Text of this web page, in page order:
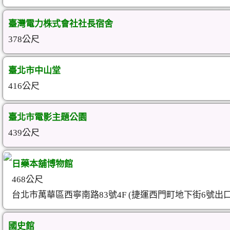
臺灣電力株式會社社長宿舍
378公尺
臺北市中山堂
416公尺
臺北市電影主題公園
439公尺
日藥本舖博物館
468公尺
台北市萬華區西寧南路83號4F (捷運西門町地下街6號出
國史館